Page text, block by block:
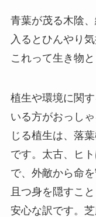
青葉が茂る木陰
入るとひんやり
これって生き物
植生や環境に関
いる方がおっし
じる植生は、落
です。太古、ヒ
で、外敵から命
且つ身を隠すこ
安心な訳です。